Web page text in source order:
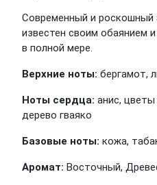
Современный и роскошный
известен своим обаянием
в полной мере.
Верхние ноты: бергамот,
Ноты сердца: анис, цветы
дерево гваяко
Базовые ноты: кожа,
Аромат: Восточный,